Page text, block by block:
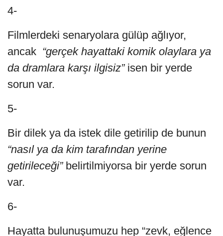
4-
Filmlerdeki senaryolara gülüp ağlıyor,
ancak “gerçek hayattaki komik olaylara ya
da dramlara karşı ilgisiz”isen bir yerde
sorun var.
5-
Bir dilek ya da istek dile getirilip de bunun
“nasıl ya da kim tarafından yerine
getirileceği”belirtilmiyorsa bir yerde sorun
var.
6-
Hayatta bulunuşumuzu hep “zevk, eğlence